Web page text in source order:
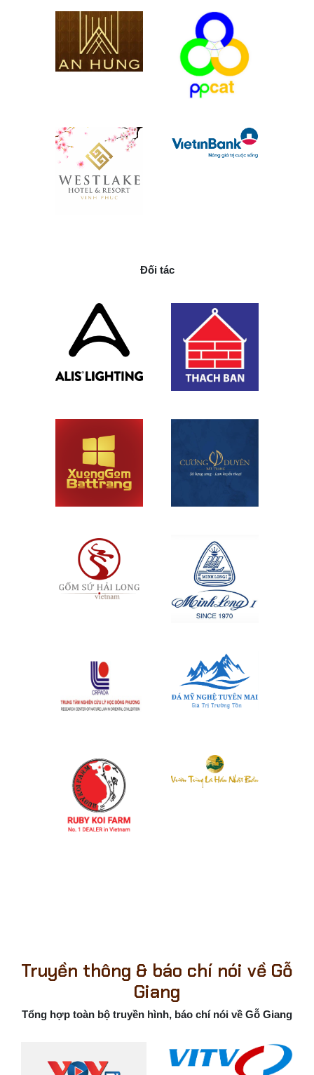
Đối tác
Truyền thông & báo chí nói về Gỗ
Giang
Tổng hợp toàn bộ truyền hình, báo chí nói về Gỗ Giang